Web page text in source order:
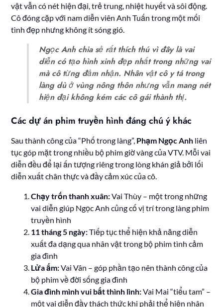
vật vẫn có nét hiện đại, trẻ trung, nhiệt huyết và sôi động.
Cô đóng cặp với nam diễn viên Anh Tuấn trong một mối
tình đẹp nhưng không ít sóng gió.
Ngọc Anh chia sẻ rất thích thú vì đây là vai
diễn có tạo hình xinh đẹp nhất trong những vai
mà cô từng đảm nhận. Nhân vật cô y tá trong
làng dù ở vùng nông thôn nhưng vẫn mang nét
hiện đại không kém các cô gái thành thị.
Các dự án phim truyền hình đáng chú ý khác
Sau thành công của “Phố trong làng”, Phạm Ngọc Anh liên
tục góp mặt trong nhiều bộ phim giờ vàng của VTV. Mỗi vai
diễn đều để lại ấn tượng riêng trong lòng khán giả bởi lối
diễn xuất chân thực và đầy cảm xúc của cô.
Chạy trốn thanh xuân:Vai Thùy – một trong những
vai diễn giúp Ngọc Anh củng cố vị trí trong làng phim
truyền hình
11 tháng 5 ngày:Tiếp tục thể hiện khả năng diễn
xuất đa dạng qua nhân vật trong bộ phim tình cảm
gia đình
Lửa ấm:Vai Vân – góp phần tạo nên thành công của
bộ phim về đời sống gia đình
Gia đình mình vui bất thình lình:Vai Mai “tiểu tam” –
một vai diễn đầy thách thức khi phải thể hiện nhân